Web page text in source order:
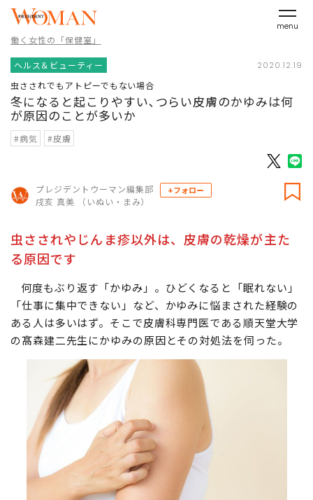
menu
働く女性の「保健室」
ヘルス＆ビューティー 2020.12.19
虫さされでもアトピーでもない場合
冬になると起こりやすい､つらい皮膚のかゆみは何
が原因のことが多いか
#病気 #皮膚
プレジデントウーマン編集部
戌亥 真美 （いぬい・まみ）
+フォロー
虫さされやじんま疹以外は、皮膚の乾燥が主た
る原因です
何度もぶり返す「かゆみ」。ひどくなると「眠れない」
「仕事に集中できない」など、かゆみに悩まされた経験の
ある人は多いはず。そこで皮膚科専門医である順天堂大学
の髙森建二先生にかゆみの原因とその対処法を伺った。